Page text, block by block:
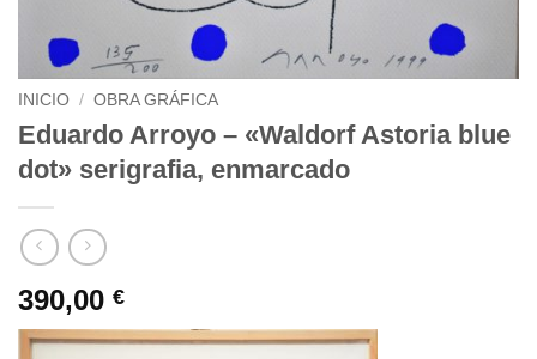
INICIO / OBRA GRÁFICA
Eduardo Arroyo – «Waldorf Astoria blue
dot» serigrafia, enmarcado
390,00 €